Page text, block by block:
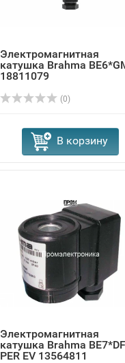
Электромагнитная
катушка Brahma
18811079
(0)
В корзину
Электромагнитная
катушка Brahma
PER EV 13564811